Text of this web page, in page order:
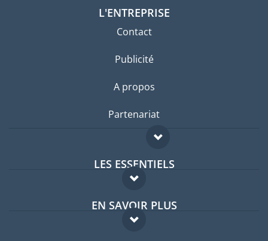
L'ENTREPRISE
Contact
Publicité
A propos
Partenariat
LES ESSENTIELS
Forum expatriés
Guides pays
EN SAVOIR PLUS
FAQ